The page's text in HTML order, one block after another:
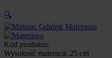
🔍
Kod produktu:
Wysokość materaca: 25 cm